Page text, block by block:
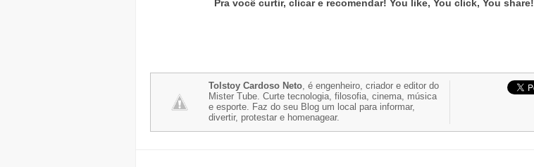
Pra você curtir, clicar e recomendar! You like, You click, You share!
Tolstoy Cardoso Neto, é engenheiro, criador e editor do
Mister Tube. Curte tecnologia, filosofia, cinema, música
e esporte. Faz do seu Blog um local para informar,
divertir, protestar e homenagear.